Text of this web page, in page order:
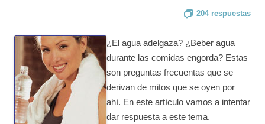
204 respuestas
¿El agua adelgaza? ¿Beber agua
durante las comidas engorda? Estas
son preguntas frecuentas que se
derivan de mitos que se oyen por
ahí. En este artículo vamos a intentar
dar respuesta a este tema.